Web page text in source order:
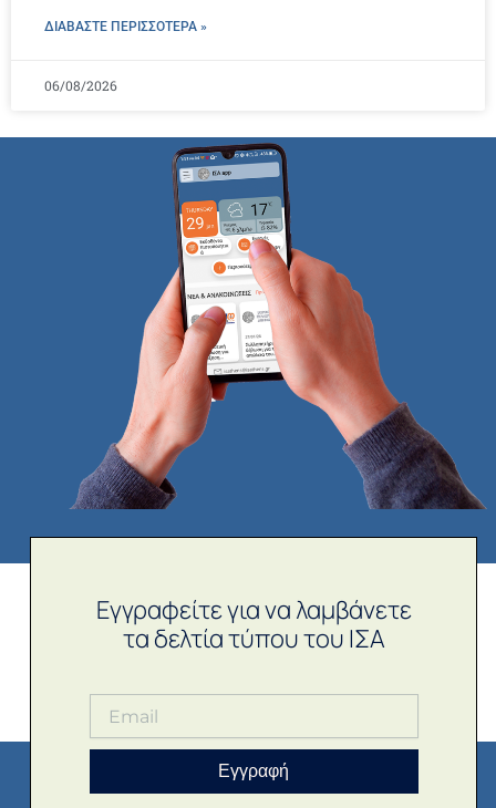
ΔΙΑΒΑΣΤΕ ΠΕΡΙΣΣΌΤΕΡΑ »
06/08/2026
Εγγραφείτε για να λαμβάνετε
τα δελτία τύπου του ΙΣΑ
Εγγραφή